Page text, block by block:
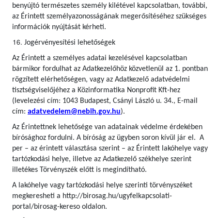
benyújtó természetes személy kilétével kapcsolatban, további,
az Érintett személyazonosságának megerősítéséhez szükséges
információk nyújtását kérheti.
Jogérvényesítési lehetőségek
Az Érintett a személyes adatai kezelésével kapcsolatban
bármikor fordulhat az Adatkezelőhöz közvetlenül az 1. pontban
rögzített elérhetőségen, vagy az Adatkezelő adatvédelmi
tisztségviselőjéhez a Közinformatika Nonprofit Kft-hez
(levelezési cím: 1043 Budapest, Csányi László u. 34., E-mail
cím: adatvedelem@nebih.gov.hu).
Az Érintettnek lehetősége van adatainak védelme érdekében
bírósághoz fordulni. A bíróság az ügyben soron kívül jár el. A
per – az érintett választása szerint – az Érintett lakóhelye vagy
tartózkodási helye, illetve az Adatkezelő székhelye szerint
illetékes Törvényszék előtt is megindítható.
A lakóhelye vagy tartózkodási helye szerinti törvényszéket
megkeresheti a http://birosag.hu/ugyfelkapcsolati-
portal/birosag-kereso oldalon.